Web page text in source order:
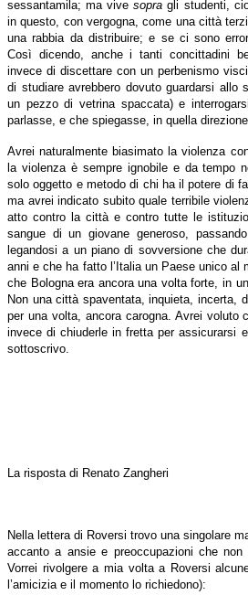
sessantamila; ma vivesopra gli studenti,
in questo, con vergogna, come una città
una rabbia da distribuire; e se ci sono
Così dicendo, anche i tanti concittadini
invece di discettare con un perbenismo
di studiare avrebbero dovuto guardarsi allo
un pezzo di vetrina spaccata) e
parlasse, e che spiegasse, in quella
Avrei naturalmente biasimato la violenza
la violenza è sempre ignobile e da tempo
solo oggetto e metodo di chi ha il potere di
ma avrei indicato subito quale terribile
atto contro la città e contro tutte le
sangue di un giovane generoso,
legandosi a un piano di sovversione che
anni e che ha fatto l’Italia un Paese unico al
che Bologna era ancora una volta forte, in
Non una città spaventata, inquieta, incerta,
per una volta, ancora carogna. Avrei voluto
invece di chiuderle in fretta per assicurarsi
sottoscrivo.
La risposta di Renato Zangheri
Nella lettera di Roversi trovo una singolare
accanto a ansie e preoccupazioni che
Vorrei rivolgere a mia volta a Roversi
l’amicizia e il momento lo richiedono):